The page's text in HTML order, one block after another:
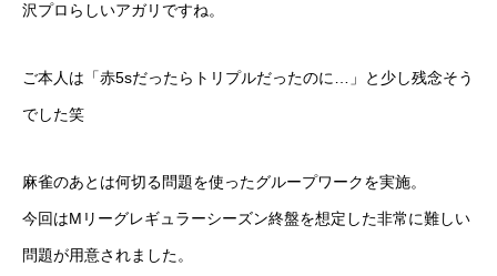
沢プロらしいアガリですね。
ご本人は「赤5sだったらトリプルだったのに…」と少し残念そう
でした笑
麻雀のあとは何切る問題を使ったグループワークを実施。
今回はMリーグレギュラーシーズン終盤を想定した非常に難しい
問題が用意されました。